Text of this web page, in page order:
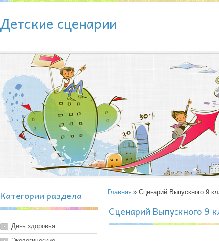
Детские сценарии
Категории раздела
День здоровья
Главная » Сценарий Выпускного 9
Сценарий Выпускного 9